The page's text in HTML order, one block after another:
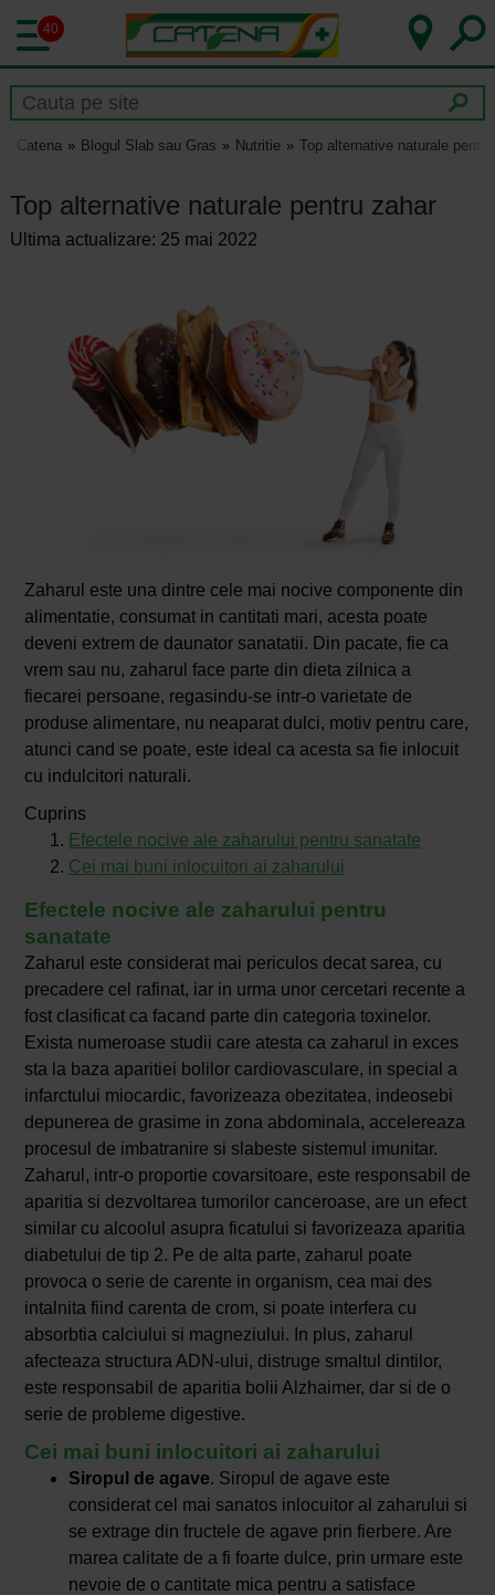
40
Catena Blogul Slab sau Gras Nutritie Top alternative naturale
Top alternative naturale pentru zahar
Ultima actualizare: 25 mai 2022
Zaharul este una dintre cele mai nocive componente din
alimentatie, consumat in cantitati mari, acesta poate
deveni extrem de daunator sanatatii. Din pacate, fie ca
vrem sau nu, zaharul face parte din dieta zilnica a
fiecarei persoane, regasindu-se intr-o varietate de
produse alimentare, nu neaparat dulci, motiv pentru care,
atunci cand se poate, este ideal ca acesta sa fie inlocuit
cu indulcitori naturali.
Cuprins
Efectele nocive ale zaharului pentru sanatate
Cei mai buni inlocuitori ai zaharului
Efectele nocive ale zaharului pentru
sanatate
Zaharul este considerat mai periculos decat sarea, cu
precadere cel rafinat, iar in urma unor cercetari recente a
fost clasificat ca facand parte din categoria toxinelor.
Exista numeroase studii care atesta ca zaharul in exces
sta la baza aparitiei bolilor cardiovasculare, in special a
infarctului miocardic, favorizeaza obezitatea, indeosebi
depunerea de grasime in zona abdominala, accelereaza
procesul de imbatranire si slabeste sistemul imunitar.
Zaharul, intr-o proportie covarsitoare, este responsabil de
aparitia si dezvoltarea tumorilor canceroase, are un efect
similar cu alcoolul asupra ficatului si favorizeaza aparitia
diabetului de tip 2. Pe de alta parte, zaharul poate
provoca o serie de carente in organism, cea mai des
intalnita fiind carenta de crom, si poate interfera cu
absorbtia calciului si magneziului. In plus, zaharul
afecteaza structura ADN-ului, distruge smaltul dintilor,
este responsabil de aparitia bolii Alzhaimer, dar si de o
serie de probleme digestive.
Cei mai buni inlocuitori ai zaharului
Siropul de agave. Siropul de agave este
considerat cel mai sanatos inlocuitor al zaharului si
se extrage din fructele de agave prin fierbere. Are
marea calitate de a fi foarte dulce, prin urmare este
nevoie de o cantitate mica pentru a satisface